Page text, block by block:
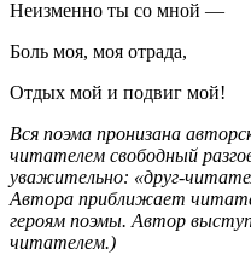
Неизменно ты со мной —
Боль моя, моя отрада,
Отдых мой и подвиг мой!
Вся поэма пронизана
читателем свободный
уважительно: «друг-
Автора приближает
героям поэмы. Автор
читателем.)